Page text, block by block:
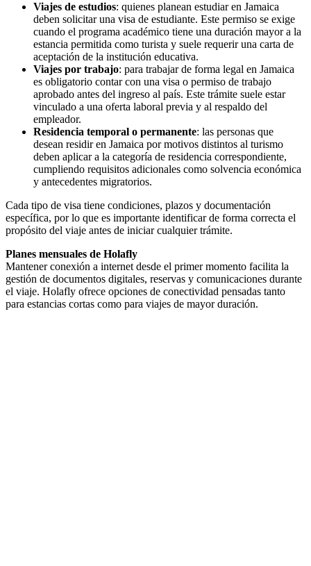
Viajes de estudios: quienes planean estudiar en Jamaica
deben solicitar una visa de estudiante. Este permiso se exige
cuando el programa académico tiene una duración mayor a la
estancia permitida como turista y suele requerir una carta de
aceptación de la institución educativa.
Viajes por trabajo: para trabajar de forma legal en Jamaica
es obligatorio contar con una visa o permiso de trabajo
aprobado antes del ingreso al país. Este trámite suele estar
vinculado a una oferta laboral previa y al respaldo del
empleador.
Residencia temporal o permanente: las personas que
desean residir en Jamaica por motivos distintos al turismo
deben aplicar a la categoría de residencia correspondiente,
cumpliendo requisitos adicionales como solvencia económica
y antecedentes migratorios.
Cada tipo de visa tiene condiciones, plazos y documentación
específica, por lo que es importante identificar de forma correcta el
propósito del viaje antes de iniciar cualquier trámite.
Planes mensuales de Holafly
Mantener conexión a internet desde el primer momento facilita la
gestión de documentos digitales, reservas y comunicaciones durante
el viaje. Holafly ofrece opciones de conectividad pensadas tanto
para estancias cortas como para viajes de mayor duración.